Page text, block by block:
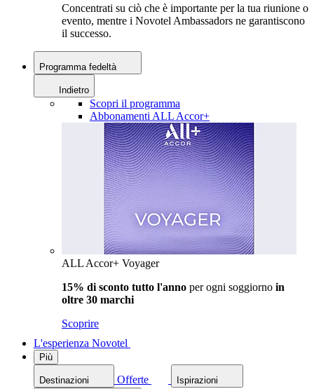
Concentrati su ciò che è importante per la tua riunione o
evento, mentre i Novotel Ambassadors ne garantiscono
il successo.
Programma fedeltà
Indietro
Scopri il programma
Abbonamenti ALL Accor+
ALL Accor+ Voyager
15% di sconto tutto l'anno per ogni soggiorno in
oltre 30 marchi
Scoprire
L'esperienza Novotel
Più
Destinazioni Offerte Ispirazioni